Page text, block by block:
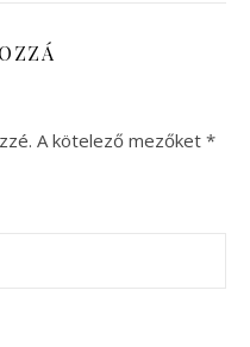
A kötelező mezőket *